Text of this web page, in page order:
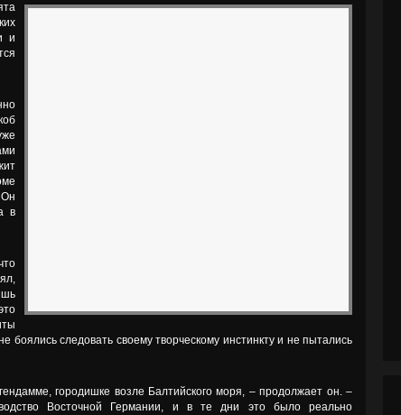
и
в
боялись следовать своему творческому инстинкту и не пытались
городишке возле Балтийского моря, – продолжает он. –
Восточной Германии, и в те дни это было реально